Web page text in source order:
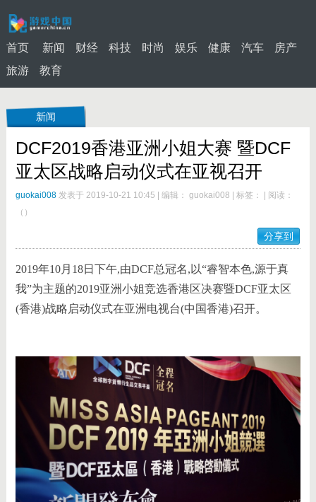
首页 新闻 财经 科技 时尚 娱乐 健康 汽车
房产
旅游
教育
新闻
DCF2019香港亚洲小姐大赛 暨DCF
亚太区战略启动仪式在亚视召开
guokai008发表于 2019-10-21 10:45 编辑： guokai008 标签：
阅读：
（ ）
分享到
2019年10月18日下午,由DCF总冠名,以“睿智本色,源于真
我”为主题的2019亚洲小姐竞选香港区决赛暨DCF亚太区
(香港)战略启动仪式在亚洲电视台(中国香港)召开。